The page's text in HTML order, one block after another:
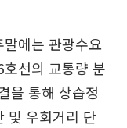
말에는 관광수요
선의 교통량 분
을 통해 상습정
및 우회거리 단